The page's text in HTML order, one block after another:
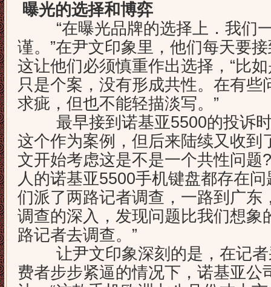
曝光的选择和博弈
“在曝光品牌的选择上．我们
谨。”在尹文印象里，他们每天要
这让他们必须慎重作出选择，“比
只是个案，没有形成共性。在有些
求疵，但也不能轻描淡写。”
最早接到诺基亚5500的投诉时
这个作为案例，但后来陆续又收到
文开始考虑这是不是一个共性问题
人的诺基亚5500手机键盘都存在
们派了两路记者调查，一路到广东
调查的深入，发现问题比我们想象
路记者去调查。”
让尹文印象深刻的是，在记者
费者步步紧逼的情况下，诺基亚公